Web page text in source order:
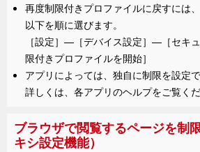
再度制限付きプロファイルに戻すには、
以下を順に選びます。
［設定］— ［デバイス設定］— ［セキ
限付きプロファイルを開始］
アプリによっては、独自に制限を設定
詳しくは、各アプリのヘルプをご覧くだ
ブラウザで閲覧するページを制
キシ設定機能）